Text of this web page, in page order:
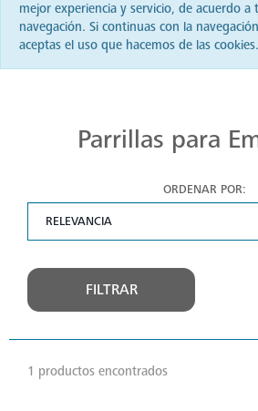
mejor experiencia y servicio, de acuerdo a
navegación. Si continuas con la
aceptas el uso que hacemos de las cookies.
Parrillas para
ORDENAR POR:
FILTRAR
1 productos encontrados